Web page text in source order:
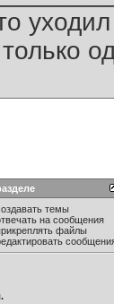
темы
на сообщения
файлы